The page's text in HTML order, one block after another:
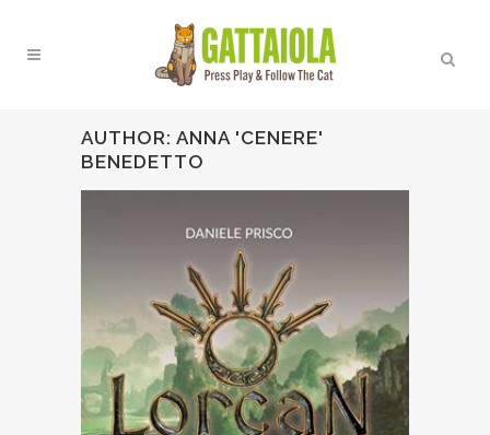
AUTHOR: ANNA 'CENERE'
BENEDETTO